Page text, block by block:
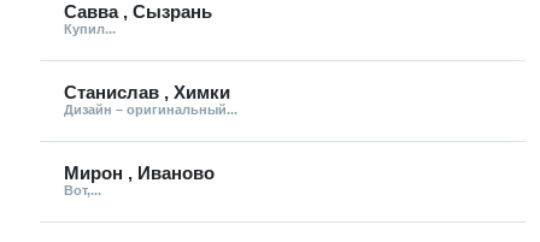
хундае. Машина практически без недостатков, проехал на
ней около 15000км. Жалко, что Крайслер перестал
выпускать такие машины после 2009г.
Савва , Сызрань
Купил...
Станислав , Химки
Дизайн – оригинальный...
Мирон , Иваново
Вот,...